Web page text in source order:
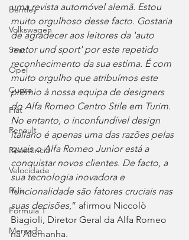
Bentley
Volkswagen
Seat
Opel
Cupra
Fiat
Renault
Resistência
Velocidade
Ralis
Fórmula 1
Mercado
uma revista automóvel alemã. Estou
muito orgulhoso desse facto. Gostaria
de agradecer aos leitores da 'auto
motor und sport' por este repetido
reconhecimento da sua estima. É com
muito orgulho que atribuímos este
prémio à nossa equipa de designers
do Alfa Romeo Centro Stile em Turim.
No entanto, o inconfundível design
italiano é apenas uma das razões pelas
quais o Alfa Romeo Junior está a
conquistar novos clientes. De facto, a
sua tecnologia inovadora e
funcionalidade são fatores cruciais nas
suas decisões,” afirmou Niccolò
Biagioli, Diretor Geral da Alfa Romeo
na Alemanha.